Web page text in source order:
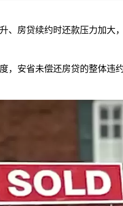
、房贷续约时还款压力加大
，安省未偿还房贷的整体违